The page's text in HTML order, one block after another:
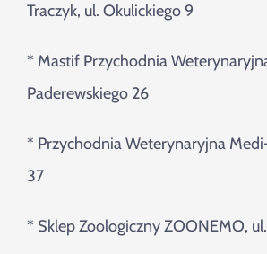
Traczyk, ul. Okulickiego 9
* Mastif Przychodnia
Paderewskiego 26
* Przychodnia Weterynaryjna
37
* Sklep Zoologiczny ZOONEMO,